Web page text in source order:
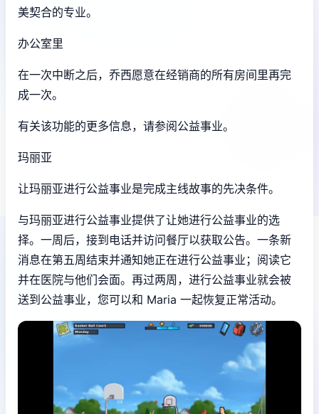
美契合的专业。
办公室里
在一次中断之后，乔西愿意在经销商的所有房间里再完
成一次。
有关该功能的更多信息，请参阅公益事业。
玛丽亚
让玛丽亚进行公益事业是完成主线故事的先决条件。
与玛丽亚进行公益事业提供了让她进行公益事业的选
择。一周后，接到电话并访问餐厅以获取公告。一条新
消息在第五周结束并通知她正在进行公益事业；阅读它
并在医院与他们会面。再过两周，进行公益事业就会被
送到公益事业，您可以和 Maria 一起恢复正常活动。